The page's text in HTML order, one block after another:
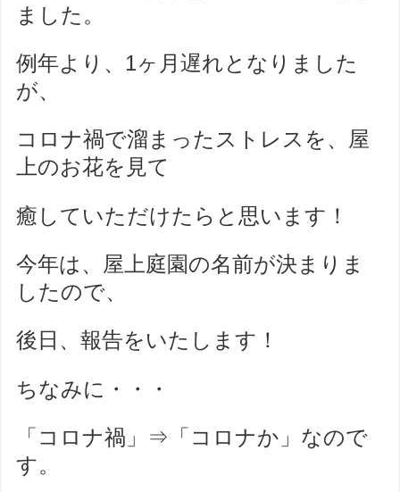
ました。
例年より、 1ヶ月遅れとなりました
が、
コロナ禍で溜まったストレスを、屋
上のお花を見て
癒していただけたらと思います！
今年は、屋上庭園の名前が決まりま
したので、
後日、報告をいたします！
ちなみに・・・
「コロナ禍」⇒「コロナか」なので
す。